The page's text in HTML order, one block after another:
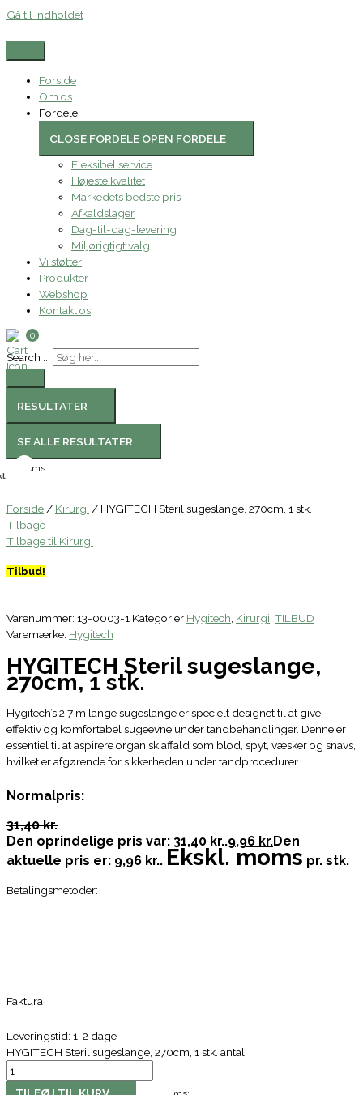
Gå til indholdet
Forside
Om os
Fordele
CLOSE FORDELE OPEN FORDELE
Fleksibel service
Højeste kvalitet
Markedets bedste pris
Afkaldslager
Dag-til-dag-levering
Miljørigtigt valg
Vi støtter
Produkter
Webshop
Kontakt os
0
Search ...
RESULTATER
SE ALLE RESULTATER
Moms:
Forside/ Kirurgi / HYGITECH Steril sugeslange, 270cm, 1 stk.
Tilbage
Tilbage til Kirurgi
Tilbud!
Varenummer: 13-0003-1 Kategorier Hygitech, Kirurgi, TILBUD
Varemærke: Hygitech
HYGITECH Steril sugeslange,
270cm, 1 stk.
Hygitech’s 2,7 m lange sugeslange er specielt designet til at give
effektiv og komfortabel sugeevne under tandbehandlinger. Denne er
essentiel til at aspirere organisk affald som blod, spyt, væsker og snavs,
hvilket er afgørende for sikkerheden under tandprocedurer.
Normalpris:
31,40 kr.
Den oprindelige pris var: 31,40 kr..9,96 kr.Den
aktuelle pris er: 9,96 kr.. Ekskl. moms pr. stk.
Betalingsmetoder:
Faktura
Leveringstid: 1-2 dage
HYGITECH Steril sugeslange, 270cm, 1 stk. antal